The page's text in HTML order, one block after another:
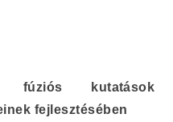
fúziós kutatások
fejlesztésében